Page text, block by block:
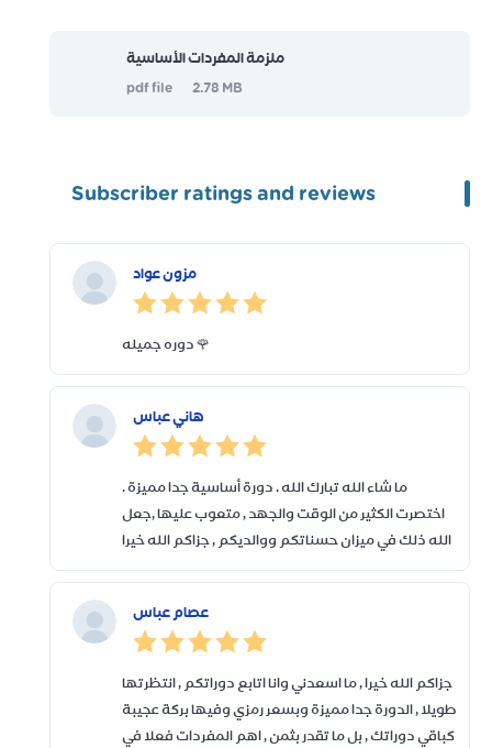
ملزمة المفردات الأساسية
pdf file
2.78 MB
Subscriber ratings and reviews
مزون عواد
دوره جميله 🌹
هاني عباس
ما شاء الله تبارك الله . دورة أساسية جدا مميزة .
اختصرت الكثير من الوقت والجهد , متعوب عليها ,جعل
الله ذلك في ميزان حسناتكم ووالديكم , جزاكم الله خيرا
عصام عباس
جزاكم الله خيرا , ما اسعدني وانا اتابع دوراتكم , انتظرتها
طويلا , الدورة جدا مميزة وبسعر رمزي وفيها بركة عجيبة
كباقي دوراتك , بل ما تقدر بثمن , اهم المفردات فعلا في